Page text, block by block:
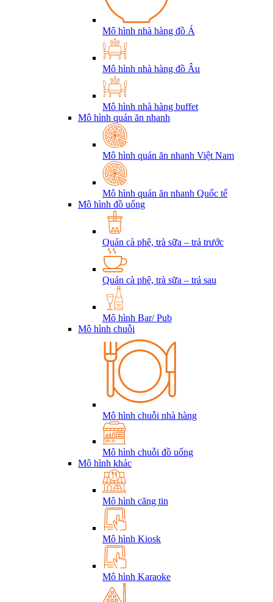
Mô hình nhà hàng đồ Á
Mô hình nhà hàng đồ Âu
Mô hình nhà hàng buffet
Mô hình quán ăn nhanh
Mô hình quán ăn nhanh Việt Nam
Mô hình quán ăn nhanh Quốc tế
Mô hình đồ uống
Quán cà phê, trà sữa – trả trước
Quán cà phê, trà sữa – trả sau
Mô hình Bar/ Pub
Mô hình chuỗi
Mô hình chuỗi nhà hàng
Mô hình chuỗi đồ uống
Mô hình khác
Mô hình căng tin
Mô hình Kiosk
Mô hình Karaoke